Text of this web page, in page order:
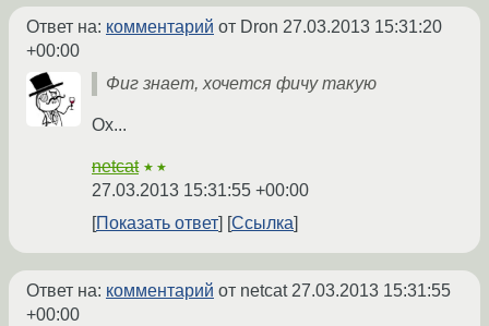
Ответ на: комментарий от Dron 27.03.2013 15:31:20
+00:00
Фиг знает, хочется фичу такую
Ох...
netcat ★★
27.03.2013 15:31:55 +00:00
Показать ответ
Ссылка
Ответ на: комментарий от netcat27.03.2013 15:31:55
+00:00